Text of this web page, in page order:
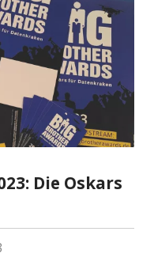
Die Oskars